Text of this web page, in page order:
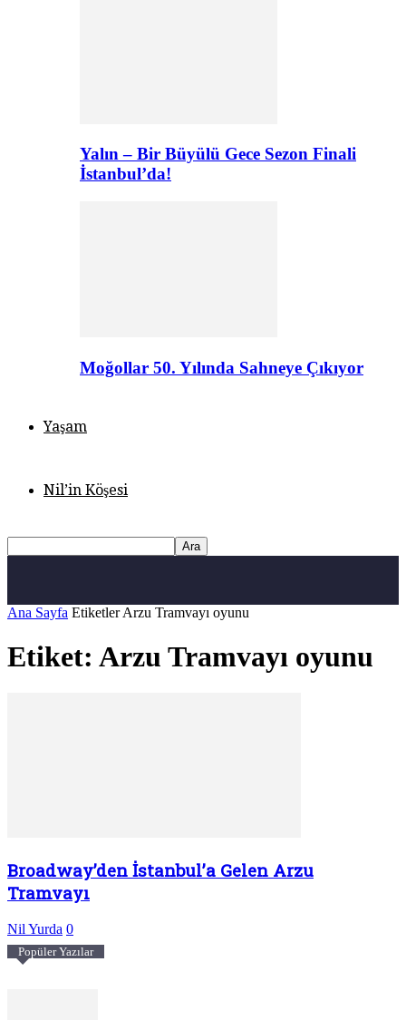
Yalın – Bir Büyülü Gece Sezon Finali
İstanbul’da!
Moğollar 50. Yılında Sahneye Çıkıyor
Yaşam
Nil’in Köşesi
Ana Sayfa Etiketler Arzu Tramvayı oyunu
Etiket: Arzu Tramvayı oyunu
Broadway’den İstanbul’a Gelen Arzu
Tramvayı
Nil Yurda 0
Popüler Yazılar